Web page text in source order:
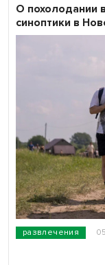
развлечения
О похолодании
синоптики в